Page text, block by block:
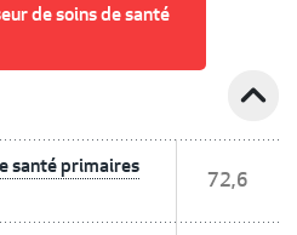
de soins de santé
expand_less
santé primaires
72,6